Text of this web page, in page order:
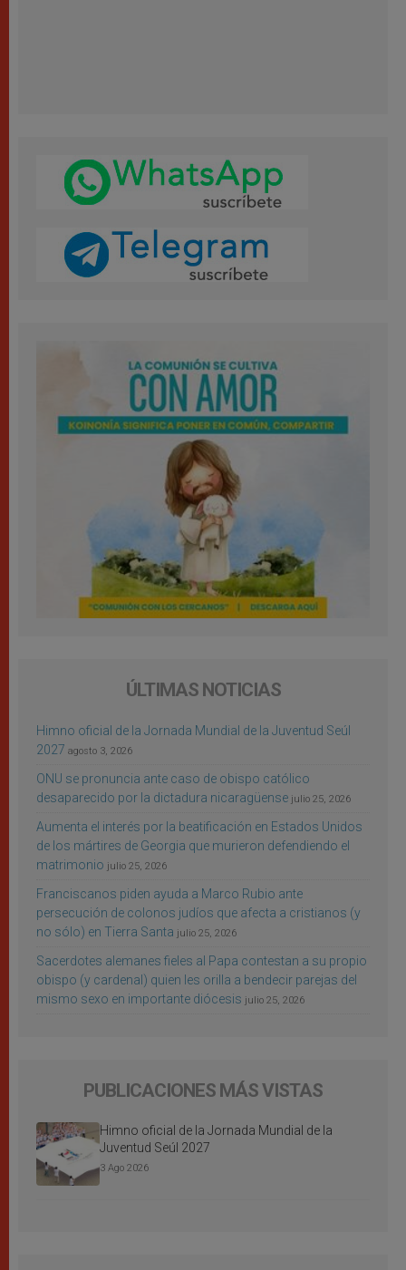
ÚLTIMAS NOTICIAS
Himno oficial de la Jornada Mundial de la Juventud Seúl
2027 agosto 3, 2026
ONU se pronuncia ante caso de obispo católico
desaparecido por la dictadura nicaragüense julio 25, 2026
Aumenta el interés por la beatificación en Estados Unidos
de los mártires de Georgia que murieron defendiendo el
matrimonio julio 25, 2026
Franciscanos piden ayuda a Marco Rubio ante
persecución de colonos judíos que afecta a cristianos (y
no sólo) en Tierra Santa julio 25, 2026
Sacerdotes alemanes fieles al Papa contestan a su propio
obispo (y cardenal) quien les orilla a bendecir parejas del
mismo sexo en importante diócesis julio 25, 2026
PUBLICACIONES MÁS VISTAS
Himno oficial de la Jornada Mundial de la
Juventud Seúl 2027
3 Ago 2026